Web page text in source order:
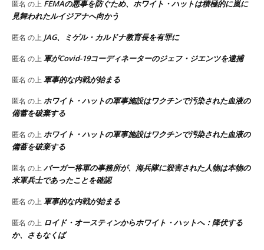
匿名 の上 FEMAの悪事を防ぐため、ホワイト・ハットは積極的に嵐に
見舞われたルイジアナへ向かう
匿名 の上 JAG、ミゲル・カルドナ教育長を有罪に
匿名 の上軍がCovid-19コーディネーターのジェフ・ジエンツを逮捕
匿名 の上軍事的な内戦が始まる
匿名 の上ホワイト・ハットの軍事施設はワクチンで汚染された血液の
備蓄を破棄する
匿名 の上ホワイト・ハットの軍事施設はワクチンで汚染された血液の
備蓄を破棄する
匿名 の上バーガー将軍の事務所が、海兵隊に殺害された人物は本物の
米軍兵士であったことを確認
匿名 の上軍事的な内戦が始まる
匿名 の上 ロイド・オースティンからホワイト・ハットへ：降伏する
か、さもなくば